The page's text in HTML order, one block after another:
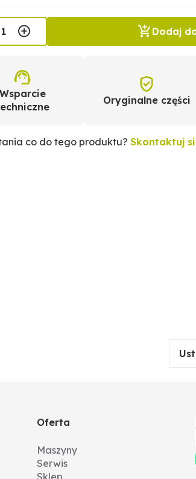
Dodaj
Wsparcie
Oryginalne części
co do tego produktu? Skontaktuj
Oferta
Maszyny
Serwis
Sklep